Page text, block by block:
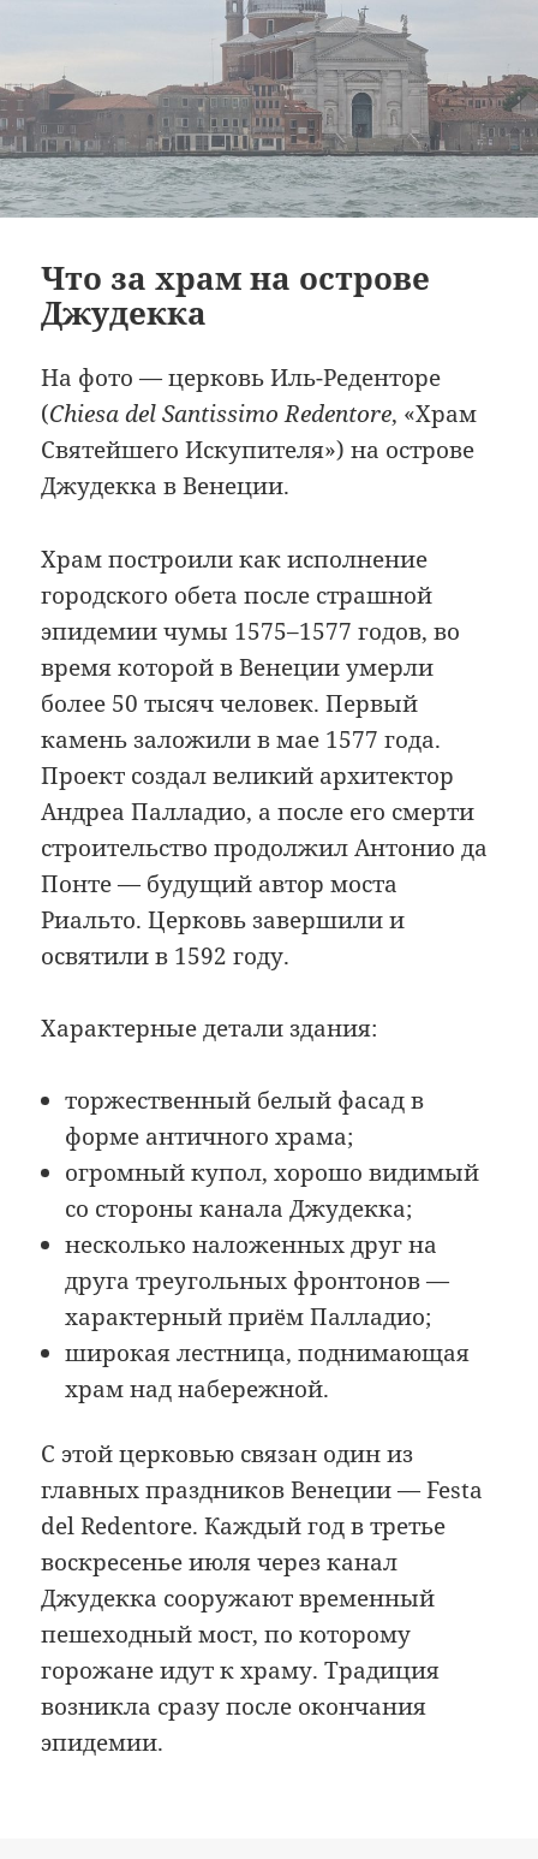
Что за храм на острове
Джудекка
На фото — церковь Иль-Реденторе
(Chiesa del Santissimo Redentore, «Храм
Святейшего Искупителя») на острове
Джудекка в Венеции.
Храм построили как исполнение
городского обета после страшной
эпидемии чумы 1575–1577 годов, во
время которой в Венеции умерли
более 50 тысяч человек. Первый
камень заложили в мае 1577 года.
Проект создал великий архитектор
Андреа Палладио, а после его смерти
строительство продолжил Антонио да
Понте — будущий автор моста
Риальто. Церковь завершили и
освятили в 1592 году.
Характерные детали здания:
торжественный белый фасад в
форме античного храма;
огромный купол, хорошо видимый
со стороны канала Джудекка;
несколько наложенных друг на
друга треугольных фронтонов —
характерный приём Палладио;
широкая лестница, поднимающая
храм над набережной.
С этой церковью связан один из
главных праздников Венеции — Festa
del Redentore. Каждый год в третье
воскресенье июля через канал
Джудекка сооружают временный
пешеходный мост, по которому
горожане идут к храму. Традиция
возникла сразу после окончания
эпидемии.